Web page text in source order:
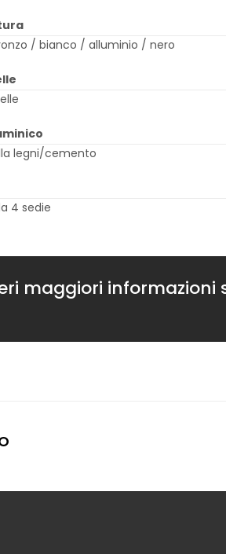
/ bianco / alluminio / nero
legni/cemento
4 sedie
maggiori informazioni